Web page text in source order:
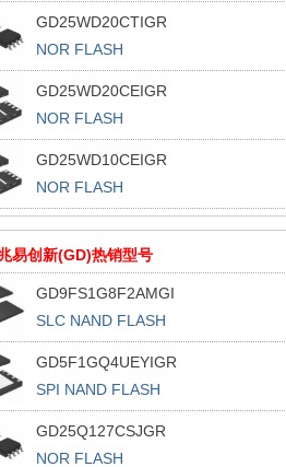
GD25WD20CTIGR
NOR FLASH
GD25WD20CEIGR
NOR FLASH
GD25WD10CEIGR
NOR FLASH
易创新(GD)热销型号
GD9FS1G8F2AMGI
SLC NAND FLASH
GD5F1GQ4UEYIGR
SPI NAND FLASH
GD25Q127CSJGR
NOR FLASH